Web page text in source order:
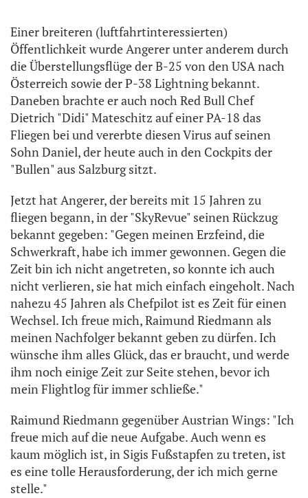
Einer breiteren (luftfahrtinteressierten)
Öffentlichkeit wurde Angerer unter anderem durch
die Überstellungsflüge der B-25 von den USA nach
Österreich sowie der P-38 Lightning bekannt.
Daneben brachte er auch noch Red Bull Chef
Dietrich "Didi" Mateschitz auf einer PA-18 das
Fliegen bei und vererbte diesen Virus auf seinen
Sohn Daniel, der heute auch in den Cockpits der
"Bullen" aus Salzburg sitzt.
Jetzt hat Angerer, der bereits mit 15 Jahren zu
fliegen begann, in der "SkyRevue" seinen Rückzug
bekannt gegeben: "Gegen meinen Erzfeind, die
Schwerkraft, habe ich immer gewonnen. Gegen die
Zeit bin ich nicht angetreten, so konnte ich auch
nicht verlieren, sie hat mich einfach eingeholt. Nach
nahezu 45 Jahren als Chefpilot ist es Zeit für einen
Wechsel. Ich freue mich, Raimund Riedmann als
meinen Nachfolger bekannt geben zu dürfen. Ich
wünsche ihm alles Glück, das er braucht, und werde
ihm noch einige Zeit zur Seite stehen, bevor ich
mein Flightlog für immer schließe."
Raimund Riedmann gegenüber Austrian Wings: "Ich
freue mich auf die neue Aufgabe. Auch wenn es
kaum möglich ist, in Sigis Fußstapfen zu treten, ist
es eine tolle Herausforderung, der ich mich gerne
stelle."